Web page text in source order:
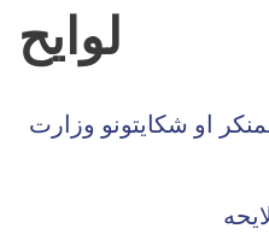
لوایح
او شکایتونو وزارت